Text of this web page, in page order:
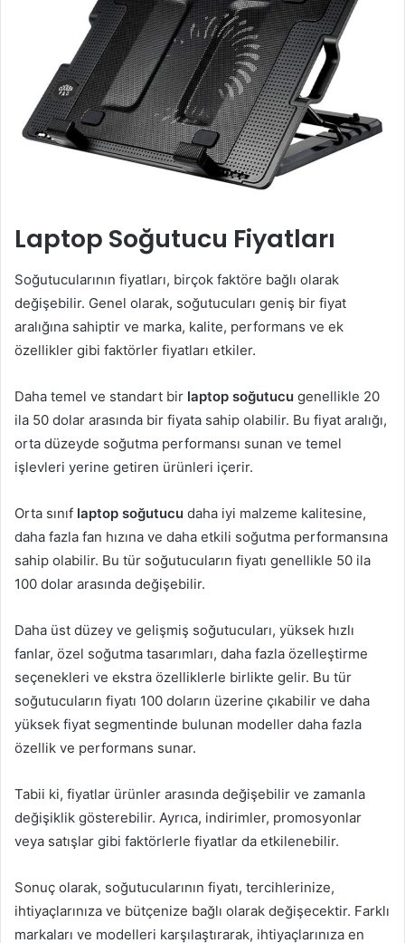
Laptop Soğutucu Fiyatları
Soğutucularının fiyatları, birçok faktöre bağlı olarak
değişebilir. Genel olarak, soğutucuları geniş bir fiyat
aralığına sahiptir ve marka, kalite, performans ve ek
özellikler gibi faktörler fiyatları etkiler.
Daha temel ve standart bir laptop soğutucu genellikle 20
ila 50 dolar arasında bir fiyata sahip olabilir. Bu fiyat aralığı,
orta düzeyde soğutma performansı sunan ve temel
işlevleri yerine getiren ürünleri içerir.
Orta sınıf laptop soğutucu daha iyi malzeme kalitesine,
daha fazla fan hızına ve daha etkili soğutma performansına
sahip olabilir. Bu tür soğutucuların fiyatı genellikle 50 ila
100 dolar arasında değişebilir.
Daha üst düzey ve gelişmiş soğutucuları, yüksek hızlı
fanlar, özel soğutma tasarımları, daha fazla özelleştirme
seçenekleri ve ekstra özelliklerle birlikte gelir. Bu tür
soğutucuların fiyatı 100 doların üzerine çıkabilir ve daha
yüksek fiyat segmentinde bulunan modeller daha fazla
özellik ve performans sunar.
Tabii ki, fiyatlar ürünler arasında değişebilir ve zamanla
değişiklik gösterebilir. Ayrıca, indirimler, promosyonlar
veya satışlar gibi faktörlerle fiyatlar da etkilenebilir.
Sonuç olarak, soğutucularının fiyatı, tercihlerinize,
ihtiyaçlarınıza ve bütçenize bağlı olarak değişecektir. Farklı
markaları ve modelleri karşılaştırarak, ihtiyaçlarınıza en